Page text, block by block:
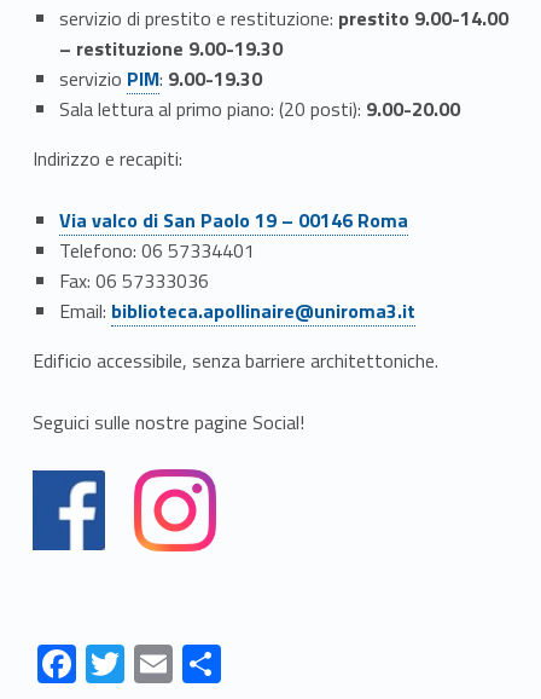
e
z
i
o
n
e
‘
B
i
b
i
t
servizio di prestito e restituzione: prestito 9.00-14.00
– restituzione 9.00-19.30
servizio PIM: 9.00-19.30
Sala lettura al primo piano: (20 posti): 9.00-20.00
Indirizzo e recapiti:
Via valco di San Paolo 19 – 00146 Roma
Telefono: 06 57334401
Fax: 06 57333036
Email: biblioteca.apollinaire@uniroma3.it
Edificio accessibile, senza barriere architettoniche.
Seguici sulle nostre pagine Social!
F T E S